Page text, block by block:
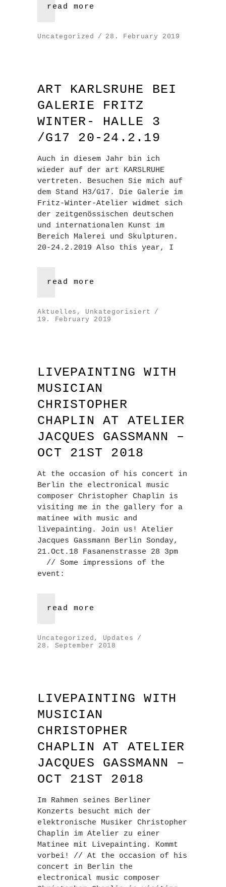
read more
Uncategorized 28. February 2019
ART KARLSRUHE BEI
GALERIE FRITZ
WINTER- HALLE 3
/G17 20-24.2.19
Auch in diesem Jahr bin ich
wieder auf der art KARSLRUHE
vertreten. Besuchen Sie mich auf
dem Stand H3/G17. Die Galerie im
Fritz-Winter-Atelier widmet sich
der zeitgenössischen deutschen
und internationalen Kunst im
Bereich Malerei und Skulpturen.
20-24.2.2019 Also this year, I
read more
Aktuelles , Unkategorisiert
19. February 2019
LIVEPAINTING WITH
MUSICIAN
CHRISTOPHER
CHAPLIN AT ATELIER
JACQUES GASSMANN –
OCT 21ST 2018
At the occasion of his concert in
Berlin the electronical music
composer Christopher Chaplin is
visiting me in the gallery for a
matinee with music and
livepainting. Join us! Atelier
Jacques Gassmann Berlin Sonday,
21.Oct.18 Fasanenstrasse 28 3pm
// Some impressions of the
event:
read more
Uncategorized , Updates
28. September 2018
LIVEPAINTING WITH
MUSICIAN
CHRISTOPHER
CHAPLIN AT ATELIER
JACQUES GASSMANN –
OCT 21ST 2018
Im Rahmen seines Berliner
Konzerts besucht mich der
elektronische Musiker Christopher
Chaplin im Atelier zu einer
Matinee mit Livepainting. Kommt
vorbei! // At the occasion of his
concert in Berlin the
electronical music composer